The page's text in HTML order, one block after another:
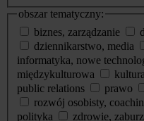
obszar tematyczny:
biznes, zarządzanie
dziennikarstwo, media
informatyka, nowe
międzykulturowa
public relations
prawo
rozwój osobisty,
polityka
zdrowie,